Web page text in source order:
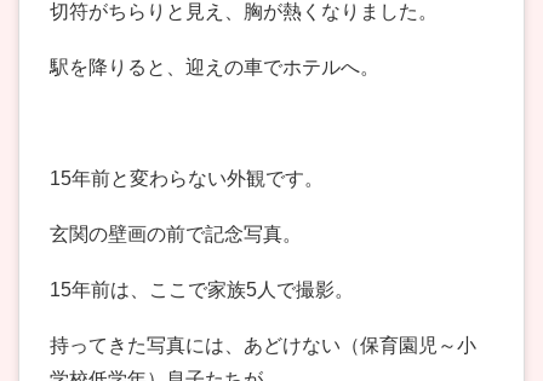
切符がちらりと見え、胸が熱くなりました。
駅を降りると、迎えの車でホテルへ。
15年前と変わらない外観です。
玄関の壁画の前で記念写真。
15年前は、ここで家族5人で撮影。
持ってきた写真には、あどけない（保育園児～小